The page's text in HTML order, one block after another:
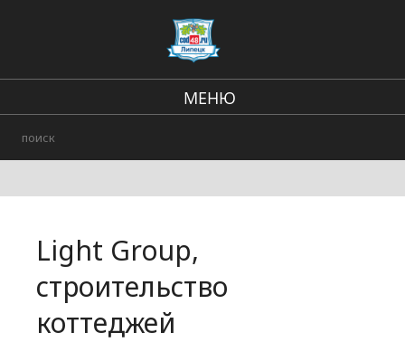
МЕНЮ
Городские события
Light Group,
строительство
коттеджей